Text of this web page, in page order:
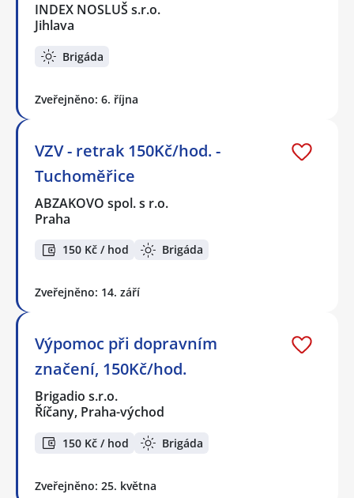
INDEX NOSLUŠ s.r.o.
Jihlava
Brigáda
Zveřejněno: 6. října
VZV - retrak 150Kč/hod. -
Tuchoměřice
ABZAKOVO spol. s r.o.
Praha
150 Kč / hod Brigáda
Zveřejněno: 14. září
Výpomoc při dopravním
značení, 150Kč/hod.
Brigadio s.r.o.
Říčany, Praha-východ
150 Kč / hod Brigáda
Zveřejněno: 25. května